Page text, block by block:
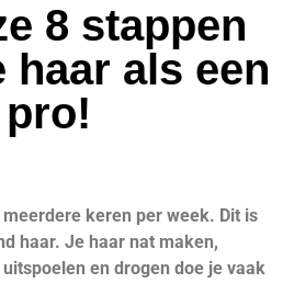
8 stappen
haar als een
pro!
keren per week. Dit is
haar. Je haar nat maken,
en drogen doe je vaak